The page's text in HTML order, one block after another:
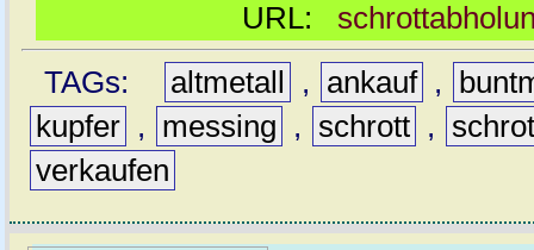
URL:
TAGs:
altmetall , ankauf ,
kupfer , messing , schrott ,
verkaufen